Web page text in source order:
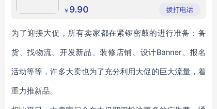
鲁滨海产
海产有限
公司
￥ 9.90 拨打电话
为了迎接大促，所有卖家都在紧锣密鼓的进行准备：备
货、找物流、开发新品、装修店铺、设计Banner、报名
活动等等，许多大卖也为了充分利用大促的巨大流量，着
重力推新品。